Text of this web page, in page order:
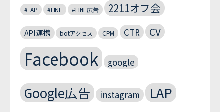
#LAP #LINE #LINE広告 2211オフ会
API連携 botアクセス CPM CTR CV
Facebook google
Google広告 instagram LAP